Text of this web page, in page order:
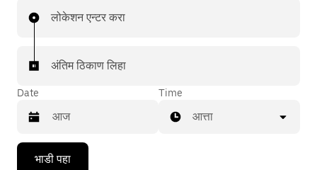
लोकेशन एन्टर करा
अंतिम ठिकाण लिहा
Date
Press
Time
आत्ता
भाडी पहा